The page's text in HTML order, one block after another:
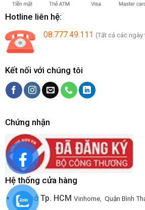
Hotline liên hệ:
08.777.49.111 (Tất cả các
Kết nối với chúng tôi
Chứng nhận
Hệ thống cửa hàng
Trụ sở Tp. HCM Vinhome, Quận Bình